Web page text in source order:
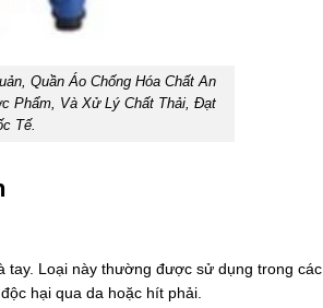
Quần Áo Chống Hóa Chất An
Phẩm, Và Xử Lý Chất Thải, Đạt
Tế.
tay. Loại này thường được sử dụng trong các
hại qua da hoặc hít phải.